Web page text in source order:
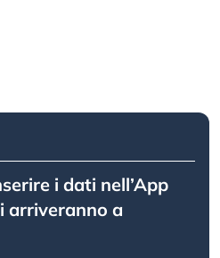
i dati nell’App
arriveranno a